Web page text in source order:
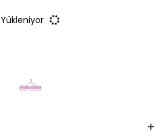
Yükleniyor